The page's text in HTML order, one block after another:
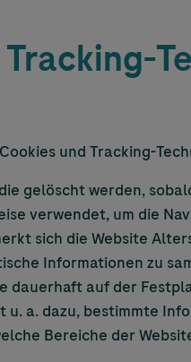
und Tracking-
gelöscht werden,
verwendet, um die
sich die Website
Informationen zu
dauerhaft auf der
a. dazu, bestimmte
Bereiche der